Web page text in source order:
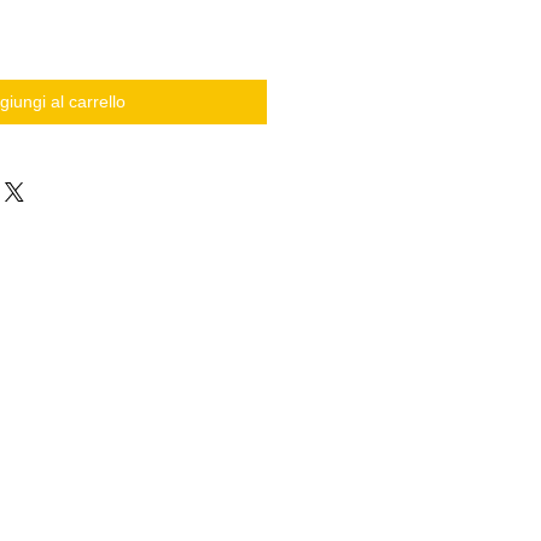
al carrello